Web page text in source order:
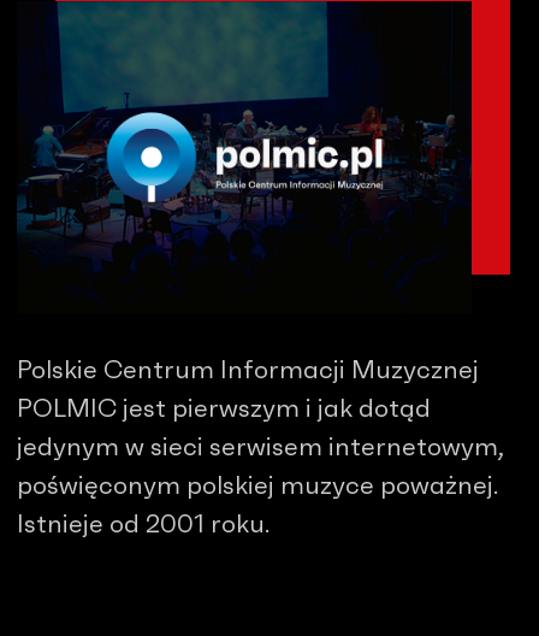
Polskie Centrum Informacji Muzycznej
POLMIC jest pierwszym i jak dotąd
jedynym w sieci serwisem internetowym,
poświęconym polskiej muzyce poważnej.
Istnieje od 2001 roku.